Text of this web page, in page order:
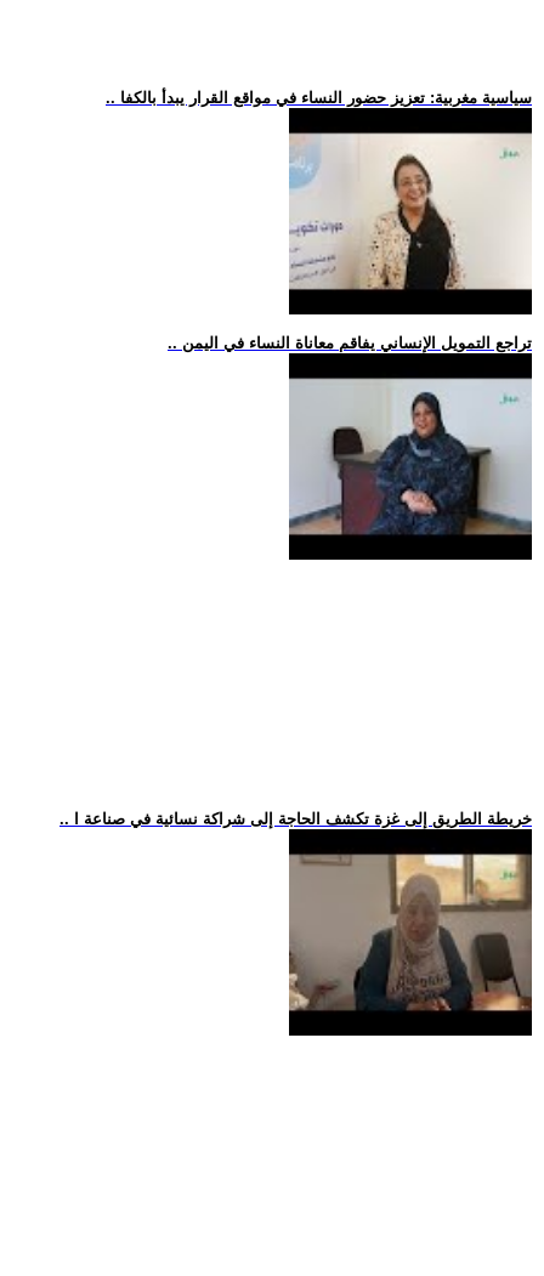
.. سياسية مغربية: تعزيز حضور النساء في مواقع القرار يبدأ بالكفا
.. تراجع التمويل الإنساني يفاقم معاناة النساء في اليمن
.. خريطة الطريق إلى غزة تكشف الحاجة إلى شراكة نسائية في صناعة ا